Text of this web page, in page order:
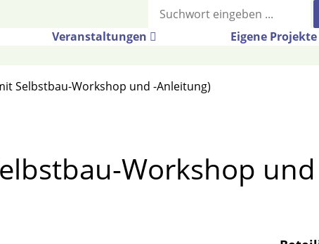
Suche
Veranstaltungen Eigene Projekte
Selbstbau-Workshop und -Anleitung)
Workshop